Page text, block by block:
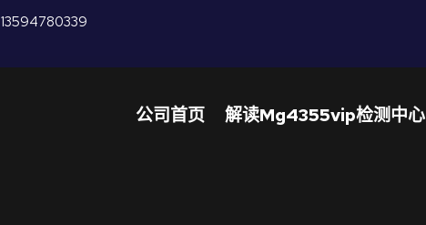
13594780339
公司首页 解读mg4355vip检测中心